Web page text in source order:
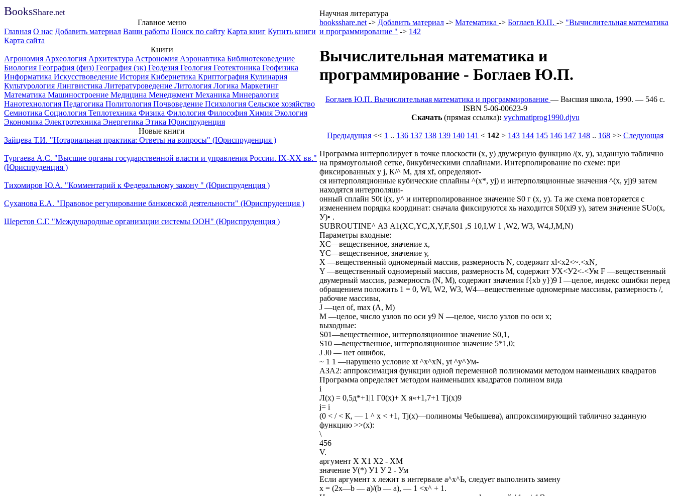
BooksShare.net
Научная литература
Главное меню
Главная О нас Добавить материал Ваши работы Поиск по сайту Карта книг Купить книги
Карта сайта
Книги
Агрономия Археология Архитектура Астрономия Аэронавтика Библиотековедение
Биология География (физ) География (эк) Геодезия Геология Геотектоника Геофизика
Информатика Искусствоведение История Кибернетика Криптография Кулинария
Культурология Лингвистика Литературоведение Литология Логика Маркетинг
Математика Машиностроение Медицина Менеджмент Механика Минералогия
Нанотехнология Педагогика Политология Почвоведение Психология Сельское хозяйство
Семиотика Социология Теплотехника Физика Филология Философия Химия Экология
Экономика Электротехника Энергетика Этика Юриспруденция
Новые книги
Зайцева Т.И. "Нотариальная практика: Ответы на вопросы" (Юриспруденция )
Тургаева А.С. "Высшие органы государственной власти и управления России. IХ-ХХ вв."
(Юриспруденция )
Тихомиров Ю.А. "Комментарий к Федеральному закону " (Юриспруденция )
Суханова Е.А. "Правовое регулирование банковской деятельности" (Юриспруденция )
Шеретов С.Г. "Международные организации системы ООН" (Юриспруденция )
booksshare.net -> Добавить материал -> Математика -> Боглаев Ю.П. -> "Вычислительная математика
и программирование " -> 142
Вычислительная математика и
программирование - Боглаев Ю.П.
Боглаев Ю.П. Вычислительная математика и программирование — Высшая школа, 1990. — 546 c.
ISBN 5-06-00623-9
Скачать(прямая ссылка): vychmatiprog1990.djvu
Предыдущая << 1 .. 136 137 138 139 140 141 < 142 > 143 144 145 146 147 148 .. 168 >> Следующая
Программа интерполирует в точке плоскости (х, у) двумерную функцию /(х, у), заданную таблично
на прямоугольной сетке, бикубическими сплайнами. Интерполирование по схеме: при
фиксированных у j, К/^ М, для xf, определяют-
ся интерполяционные кубические сплайны ^(х*, yj) и интерполяционные значения ^(х, yj)9 затем
находятся интерполяци-
онный сплайн S0t i(x, у^ и интерполированное значение S0 г (х, у). Та же схема повторяется с
изменением порядка координат: сначала фиксируются хь находится S0(xi9 у), затем значение SUo(x,
У)• .
SUBROUTINE^ АЗ A1(XC,YC,X,Y,F,S01 ,S 10,I,W 1 ,W2, W3, W4,J,M,N)
Параметры входные:
XC—вещественное, значение x,
YC—вещественное, значение у,
X —вещественный одномерный массив, размерность N, содержит xl<x2<~.<xN,
Y —вещественный одномерный массив, размерность М, содержит УХ<У2<-<Ум F —вещественный
двумерный массив, размерность (N, М), содержит значения f{xb у})9 I —целое, индекс ошибки перед
обращением положить 1 = 0, Wl, W2, W3, W4—вещественные одномерные массивы, размерность /,
рабочие массивы,
J —цел of, max (А, М)
М —целое, число узлов по оси у9 N —целое, число узлов по оси х;
выходные:
S01—вещественное, интерполяционное значение S0,1,
S10 —вещественное, интерполяционное значение 5*1,0;
J J0 — нет ошибок,
~ 1 1 —нарушено условие xt ^x^xN, yt ^у^Ум-
АЗА2: аппроксимация функции одной переменной полиномами методом наименьших квадратов
Программа определяет методом наименьших квадратов полином вида
i
Л(х) = 0,5д*+1|1 Г0(х)+ X я«+1,7+1 Tj(x)9
j= i
(0 < / < К, — 1 ^ х < +1, Tj(x)—полиномы Чебышева), аппроксимирующий таблично заданную
функцию >>(х):
\
456
V.
аргумент X Х1 Х2 - ХМ
значение У(*) У1 У 2 - Ум
Если аргумент х лежит в интервале а^х^Ь, следует выполнить замену
x = (2x—b — a)/(b — a), — 1 <х^ + 1.